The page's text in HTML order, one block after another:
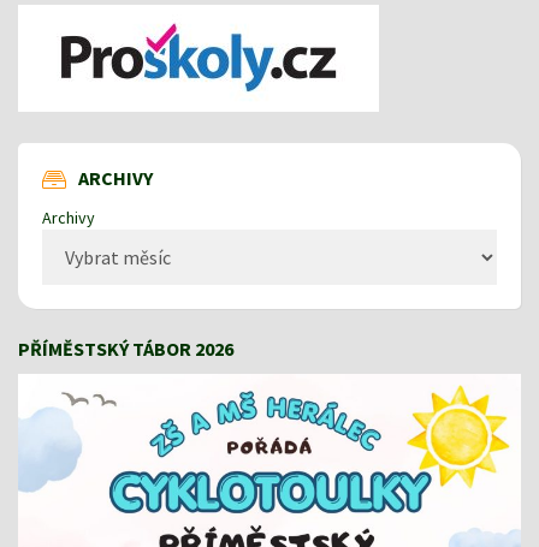
ARCHIVY
Archivy
PŘÍMĚSTSKÝ TÁBOR 2026